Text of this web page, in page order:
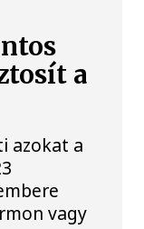
a
azokat a
vagy